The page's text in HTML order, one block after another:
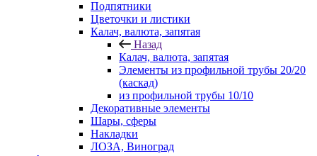
Подпятники
Цветочки и листики
Калач, валюта, запятая
Назад
Калач, валюта, запятая
Элементы из профильной трубы 20/20
(каскад)
из профильной трубы 10/10
Декоративные элементы
Шары, сферы
Накладки
ЛОЗА, Виноград